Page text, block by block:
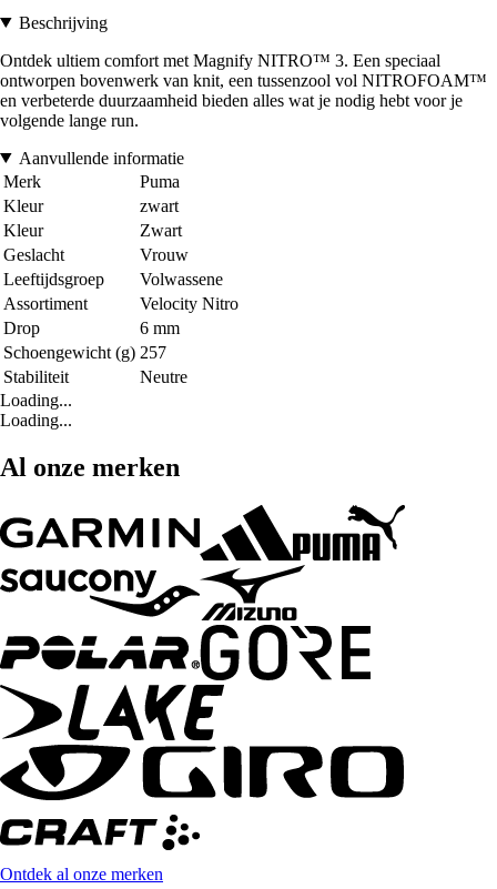
Beschrijving
Ontdek ultiem comfort met Magnify NITRO™ 3. Een speciaal
ontworpen bovenwerk van knit, een tussenzool vol NITROFOAM™
en verbeterde duurzaamheid bieden alles wat je nodig hebt voor je
volgende lange run.
Aanvullende informatie
Merk
Puma
Kleur
zwart
Kleur
Zwart
Geslacht
Vrouw
Leeftijdsgroep
Volwassene
Assortiment
Velocity Nitro
Drop
6 mm
Schoengewicht (g) 257
Stabiliteit
Neutre
Loading...
Loading...
Al onze merken
Ontdek al onze merken